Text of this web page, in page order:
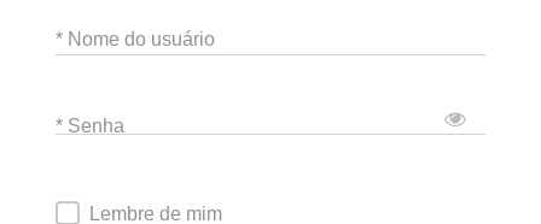
* Nome do usuário
* Senha
Lembre de mim